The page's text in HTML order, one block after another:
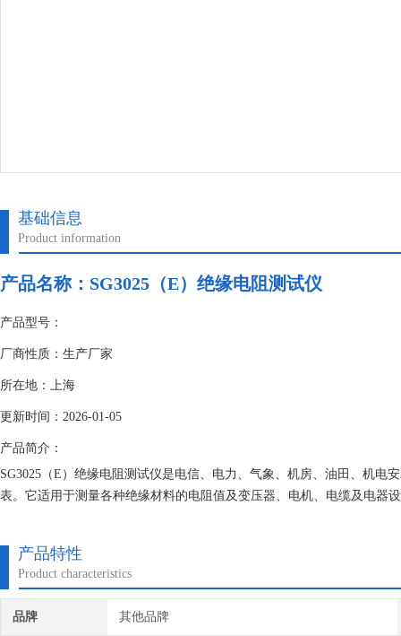
基础信息
Product information
产品名称： SG3025（E）绝缘电阻测试仪
产品型号：
厂商性质：生产厂家
所在地：上海
更新时间：2026-01-05
产品简介：
SG3025（E）绝缘电阻测试仪是电信、电力、气象、机房、油田、机
表。它适用于测量各种绝缘材料的电阻值及变压器、电机、电缆及电器
产品特性
Product characteristics
品牌 其他品牌